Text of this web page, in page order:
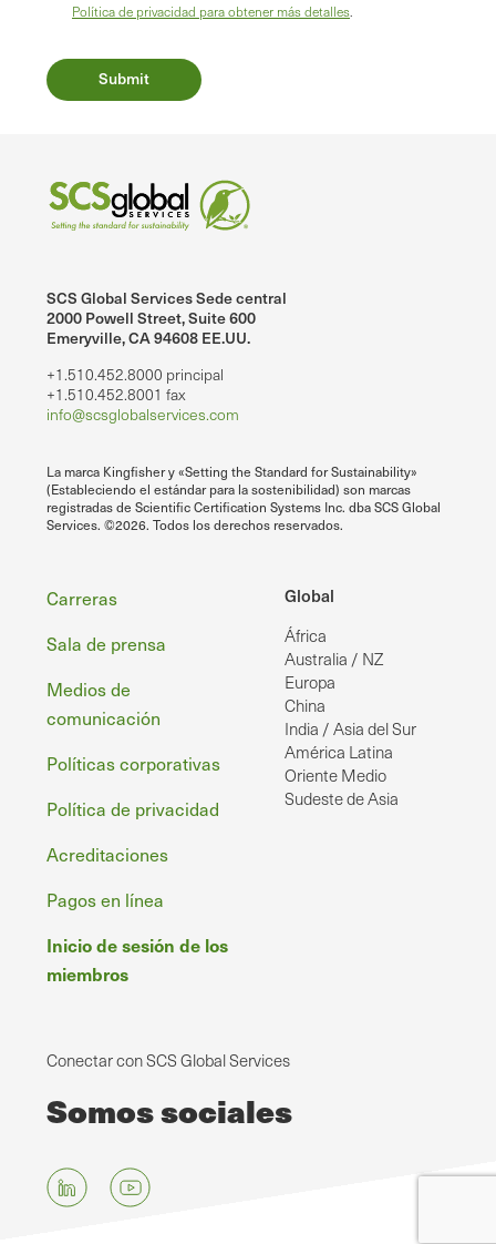
Política de privacidad para obtener más detalles
SCS Global Services Sede central
2000 Powell Street, Suite 600
Emeryville, CA 94608 EE.UU.
+1.510.452.8000 principal
+1.510.452.8001 fax
info@scsglobalservices.com
La marca Kingfisher y «Setting the Standard for Sustainability»
(Estableciendo el estándar para la sostenibilidad) son marcas
registradas de Scientific Certification Systems Inc. dba SCS Global
Services. ©2026. Todos los derechos reservados.
Global
África
Australia / NZ
Europa
China
India / Asia del Sur
América Latina
Oriente Medio
Sudeste de Asia
Pie
de
página
Carreras
Sala de prensa
Medios de
comunicación
Políticas corporativas
Política de privacidad
Acreditaciones
Pagos en línea
Inicio de sesión de los
miembros
Conectar con SCS Global Services
Somos sociales